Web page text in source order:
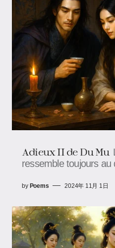
Adieux II de Du Mu
ressemble toujours au
by Poems 2024年 11月 1日